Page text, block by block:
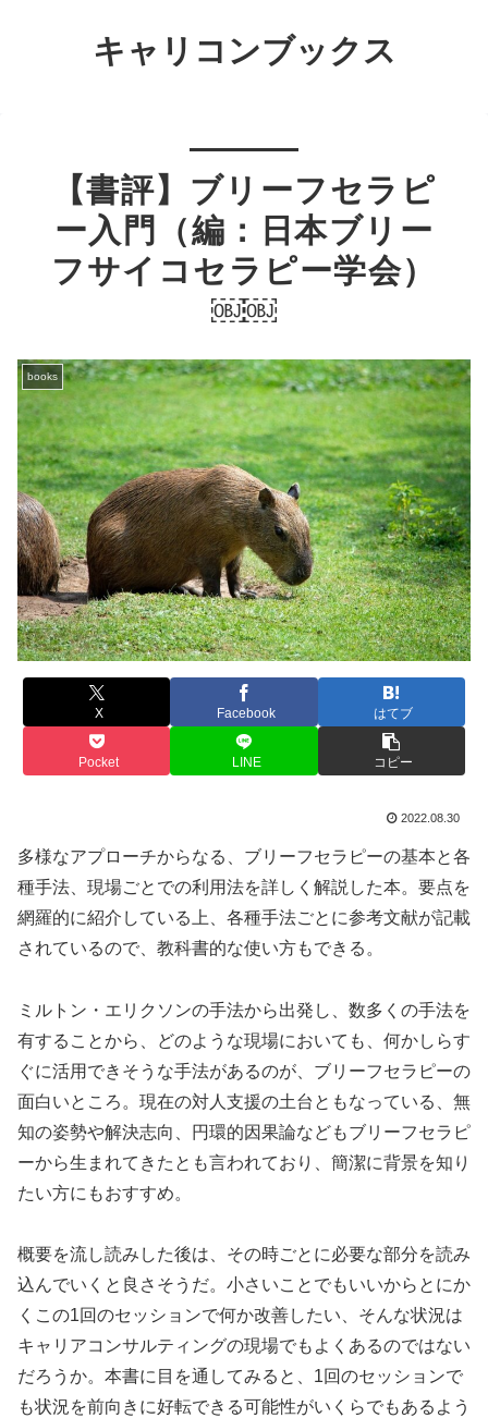
キャリコンブックス
【書評】ブリーフセラピ
ー入門（編：日本ブリー
フサイコセラピー学会）
￼￼
books
X Facebook はてブ
Pocket LINE コピー
2022.08.30
多様なアプローチからなる、ブリーフセラピーの基本と各
種手法、現場ごとでの利用法を詳しく解説した本。要点を
網羅的に紹介している上、各種手法ごとに参考文献が記載
されているので、教科書的な使い方もできる。
ミルトン・エリクソンの手法から出発し、数多くの手法を
有することから、どのような現場においても、何かしらす
ぐに活用できそうな手法があるのが、ブリーフセラピーの
面白いところ。現在の対人支援の土台ともなっている、無
知の姿勢や解決志向、円環的因果論などもブリーフセラピ
ーから生まれてきたとも言われており、簡潔に背景を知り
たい方にもおすすめ。
概要を流し読みした後は、その時ごとに必要な部分を読み
込んでいくと良さそうだ。小さいことでもいいからとにか
くこの1回のセッションで何か改善したい、そんな状況は
キャリアコンサルティングの現場でもよくあるのではない
だろうか。本書に目を通してみると、1回のセッションで
も状況を前向きに好転できる可能性がいくらでもあるよう